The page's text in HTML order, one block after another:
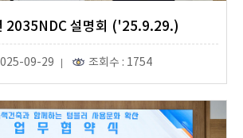
2035NDC 설명회 ('25.9.29.)
09-29 조회수 : 1754